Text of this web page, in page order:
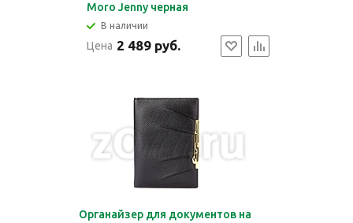
Moro Jenny черная
В наличии
Цена 2 489 руб.
Органайзер для документов на